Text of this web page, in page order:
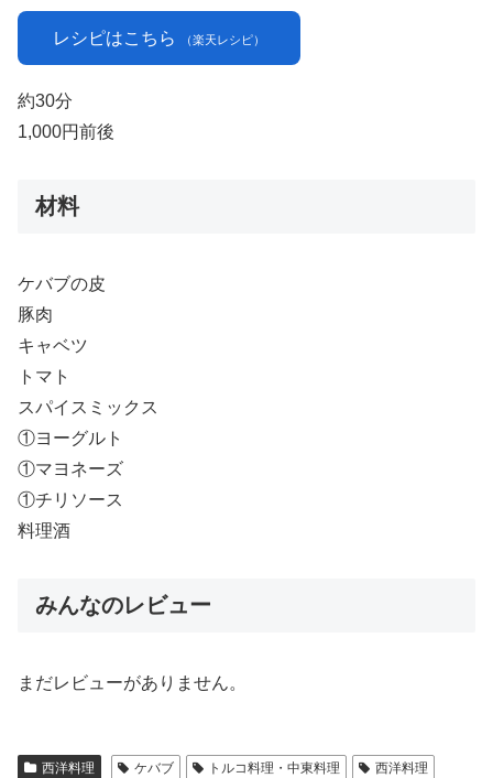
レシピはこちら （楽天レシピ）
約30分
1,000円前後
材料
ケバブの皮
豚肉
キャベツ
トマト
スパイスミックス
①ヨーグルト
①マヨネーズ
①チリソース
料理酒
みんなのレビュー
まだレビューがありません。
西洋料理 ケバブ トルコ料理・中東料理 西洋料理